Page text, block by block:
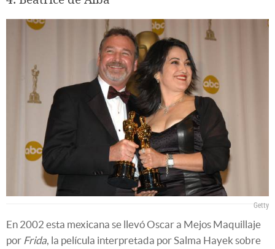
Getty
En 2002 esta mexicana se llevó Oscar a Mejos Maquillaje
por Frida, la película interpretada por Salma Hayek sobre